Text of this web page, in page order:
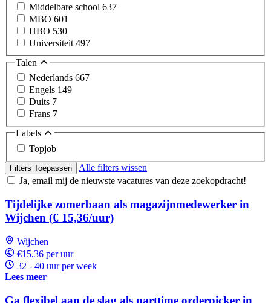
Middelbare school 637
MBO 601
HBO 530
Universiteit 497
Talen
Nederlands 667
Engels 149
Duits 7
Frans 7
Labels
Topjob
Filters Toepassen
Alle filters wissen
Ja, email mij de nieuwste vacatures van deze zoekopdracht!
Tijdelijke zomerbaan als magazijnmedewerker in
Wijchen (€ 15,36/uur)
Wijchen
€15,36 per uur
32 - 40 uur per week
Lees meer
Ga flexibel aan de slag als parttime orderpicker in